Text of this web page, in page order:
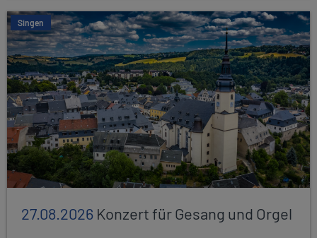
Singen
27.08.2026 Konzert für Gesang und Orgel